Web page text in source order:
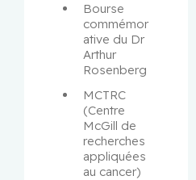
Bourse
commémor
ative du Dr
Arthur
Rosenberg
MCTRC
(Centre
McGill de
recherches
appliquées
au cancer)